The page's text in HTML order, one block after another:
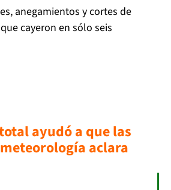
anegamientos y cortes de
cayeron en sólo seis
ayudó a que las
aclara